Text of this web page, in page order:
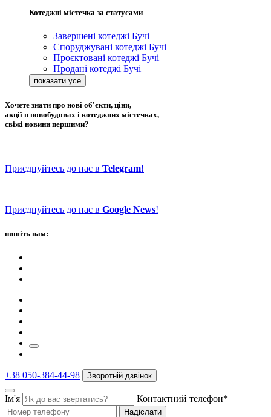
Котеджні містечка за статусами
Завершені котеджі Бучі
Споруджувані котеджі Бучі
Проєктовані котеджі Бучі
Продані котеджі Бучі
Хочете знати про нові об'єкти, ціни,
акції в новобудовах і котеджних містечках,
свіжі новини першими?
Приєднуйтесь до нас в Telegram!
Приєднуйтесь до нас в Google News!
пишіть нам:
+38 050-384-44-98 Зворотній дзвінок
Ім'я Контактний телефон*
Надіслати